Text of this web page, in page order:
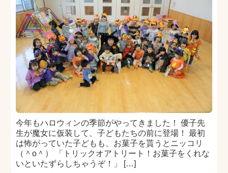
今年もハロウィンの季節がやってきました！ 優子先
生が魔女に仮装して、子どもたちの前に登場！ 最初
は怖がっていた子どもも、お菓子を貰うとニッコリ
（＾o＾） 「トリックオアトリート！お菓子をくれな
いといたずらしちゃうぞ！」 […]